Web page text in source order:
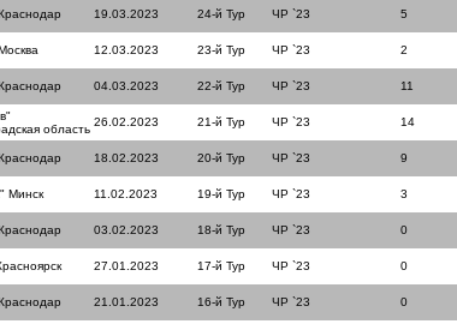
19.03.2023 24-й Тур ЧР `23 5
12.03.2023 23-й Тур ЧР `23 2
04.03.2023 22-й Тур ЧР `23 11
область
26.02.2023 21-й Тур ЧР `23 14
18.02.2023 20-й Тур ЧР `23 9
Минск 11.02.2023 19-й Тур ЧР `23 3
03.02.2023 18-й Тур ЧР `23 0
27.01.2023 17-й Тур ЧР `23 0
21.01.2023 16-й Тур ЧР `23 0